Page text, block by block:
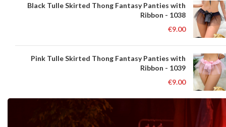
Black Tulle Skirted Thong Fantasy Panties with
Ribbon - 1038
€9.00
Pink Tulle Skirted Thong Fantasy Panties with
Ribbon - 1039
€9.00